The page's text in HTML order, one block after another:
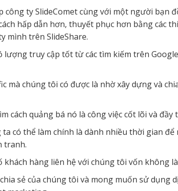
công ty SlideComet cùng với một người bạn
hấp dẫn hơn, thuyết phục hơn bằng các
mình trên SlideShare.
lượng truy cập tốt từ các tìm kiếm trên
mà chúng tôi có được là nhờ xây dựng và
cách quảng bá nó là công việc cốt lõi và
có thể làm chính là dành nhiều thời gian
tranh.
khách hàng liên hệ với chúng tôi vốn không
sẻ của chúng tôi và mong muốn sử dụng